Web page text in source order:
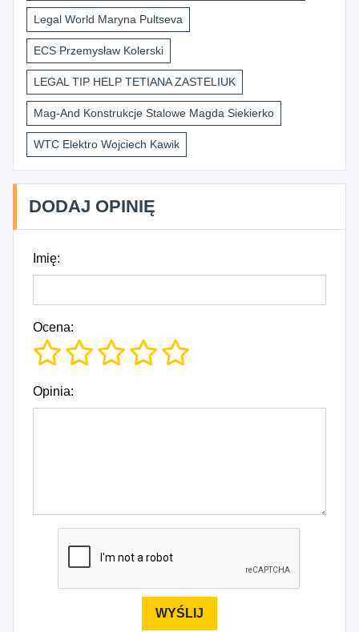
Legal World Maryna Pultseva
ECS Przemysław Kolerski
LEGAL TIP HELP TETIANA ZASTELIUK
Mag-And Konstrukcje Stalowe Magda Siekierko
WTC Elektro Wojciech Kawik
DODAJ OPINIĘ
Imię:
Ocena:
Opinia: